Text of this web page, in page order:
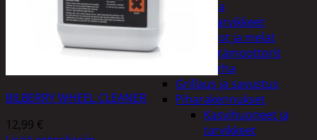
Veneet ja
veneilytarvikkeet
Airot ja melat
Perämoottorit
Piha ja puutarha
Grillaus ja savustus
Piharakennukset
Kasvihuoneet ja
tarvikkeet
BILBERRY WHEEL CLEANER
12,99 €